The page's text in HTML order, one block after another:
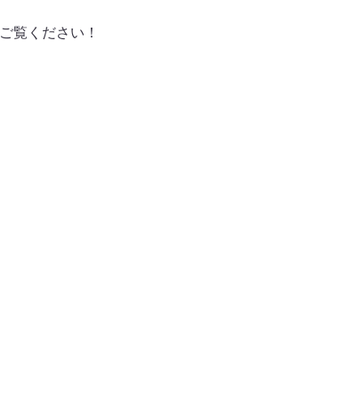
覧ください！